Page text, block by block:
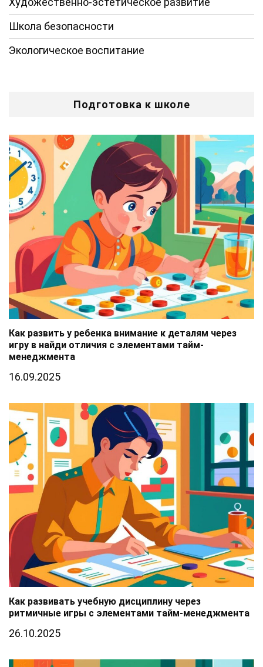
Школа безопасности
Экологическое воспитание
Подготовка к школе
Как развить у ребенка внимание к деталям через
игру в найди отличия с элементами тайм-
менеджмента
16.09.2025
Как развивать учебную дисциплину через
ритмичные игры с элементами тайм-менеджмента
26.10.2025